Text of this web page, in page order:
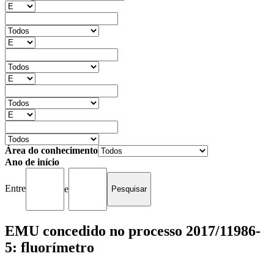
Área do conhecimento
Ano de início
Entre e
EMU concedido no processo 2017/11986-
5: fluorímetro